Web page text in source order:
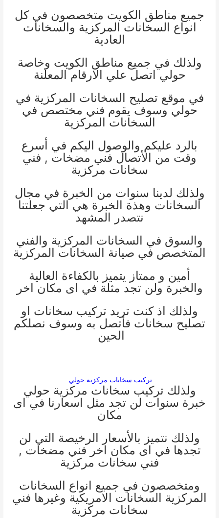
جميع مناطق الكويت متخصصون في كل
انواع السخانات المركزية والسخانات
العادية
ولذلك في جميع مناطق الكويت وخاصة
حولي اتصل علي الارقام المعلنة
في موقع تصليح السخانات المركزية في
حولي وسوف يقوم فني مختصص في
السخانات المركزية
بالرد عليكم والوصول اليكم في أسرع
وقت من الأتصال فني مضخات , فني
سخانات مركزية
ولذلك لدينا سنوات من الخبرة في مجال
السخانات وهذة الخبرة هي التي جعلتنا
نتصدر المشهد
والسوق في السخانات المركزية والفني
المتخصص في صيانة السخانات المركزية
أمين و ممتاز يتميز بالكفاءة العالية
والخبرة ولن تجد مثلة في اى مكان اخر
ولذلك اذ كنت تريد تركيب سخانات او
تصليح سخانات فأتصل به وسوف نصلكم
الحين
تركيب سخانات مركزية حولي
ولذلك تركيب سخانات مركزية حولي
خبرة سنوات لن تجد مثل اسعارنا في اى
مكان
ولذلك نتميز بالأسعار الرخيصة التي لن
تجدها في اى مكان اخر فني مضخات ,
فني سخانات مركزية
ومتخصصون في جميع انواع السخانات
المركزية السخانات الامريكية وغيرها فني
سخانات مركزية